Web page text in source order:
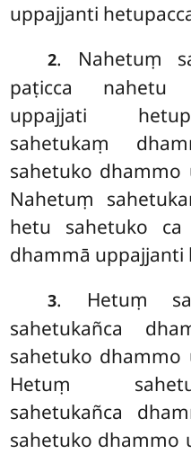
uppajjanti
2. Nahetuṃ
paṭicca nahetu
uppajjati
sahetukaṃ
sahetuko dhammo
Nahetuṃ
hetu sahetuko
dhammā uppajjanti
3. Hetuṃ
sahetukañca
sahetuko dhammo
Hetuṃ
sahetukañca
sahetuko dhammo